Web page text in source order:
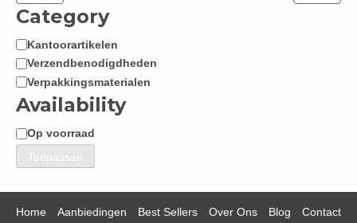
Category
Categorie
Kantoorartikelen
Verzendbenodigdheden
Verpakkingsmaterialen
Availability
Beschikbaarheid
Op voorraad
Toepassen
Home Aanbiedingen Best Sellers Over Ons Blog Contact